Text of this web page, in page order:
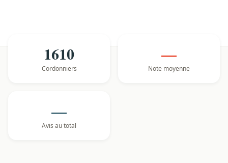
1610
Cordonniers
—
Note moyenne
—
Avis au total